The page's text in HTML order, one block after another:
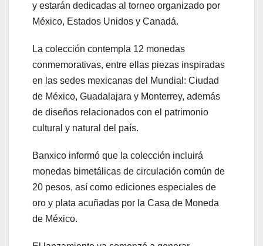
y estarán dedicadas al torneo organizado por
México, Estados Unidos y Canadá.
La colección contempla 12 monedas
conmemorativas, entre ellas piezas inspiradas
en las sedes mexicanas del Mundial: Ciudad
de México, Guadalajara y Monterrey, además
de diseños relacionados con el patrimonio
cultural y natural del país.
Banxico informó que la colección incluirá
monedas bimetálicas de circulación común de
20 pesos, así como ediciones especiales de
oro y plata acuñadas por la Casa de Moneda
de México.